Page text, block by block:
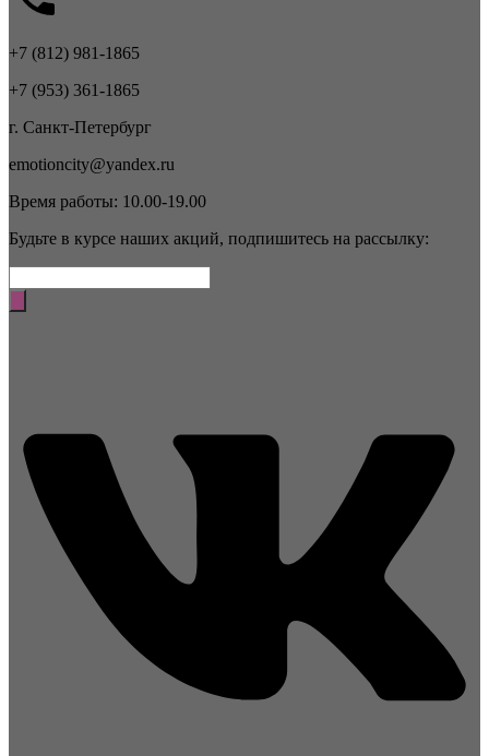
+7 (812) 981-1865
+7 (953) 361-1865
г. Санкт-Петербург
emotioncity@yandex.ru
Время работы: 10.00-19.00
Будьте в курсе наших акций, подпишитесь на рассылку: